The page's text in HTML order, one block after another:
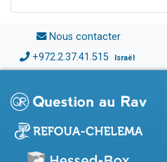
Nous contacter
+972.2.37.41.515 Israël